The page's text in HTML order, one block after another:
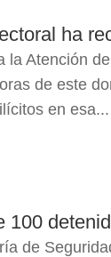
ha
la Atención
de este
en esa...
100
de